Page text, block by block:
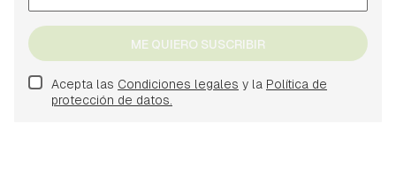
ME QUIERO SUSCRIBIR
Acepta las Condiciones legales y la Política de
protección de datos.